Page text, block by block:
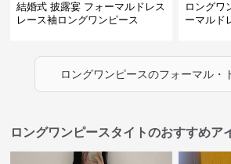
結婚式 披露宴 フォーマルドレス
レース袖ロングワンピース
ロングワ
ーマルド
ロングワンピースのフォーマル・
ロングワンピースタイトのおすすめア